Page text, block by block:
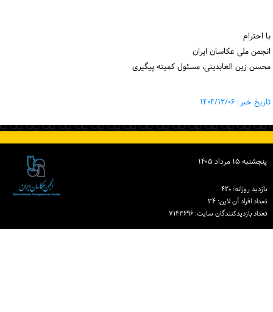
با احترام
انجمن ملی عکاسان ایران
محسن زین العابدینی، مسئول کمیته پیگیری
تاریخ خبر: ۱۴۰۴/۱۲/۰۶
پنجشنبه ۱۵ مرداد ۱۴۰۵
بازدید روزانه: ۴۲۰
تعداد افراد آن لاین: ۳۴
تعداد بازدیدكنندگان سایت: ۷۱۴۳۶۹۶